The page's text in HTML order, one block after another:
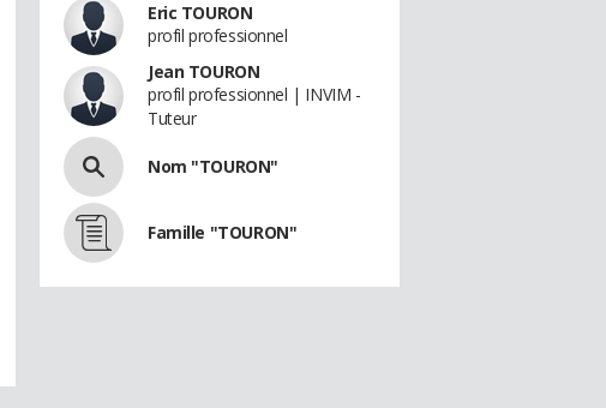
Eric TOURON
profil professionnel
Jean TOURON
profil professionnel | INVIM -
Tuteur
Nom "TOURON"
Famille "TOURON"